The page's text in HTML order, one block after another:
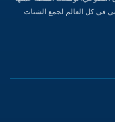
في كل العالم لجمع الشتات